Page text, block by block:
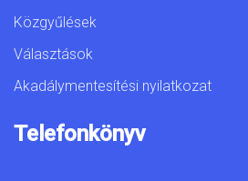
Közgyűlések
Választások
Akadálymentesítési nyilatkozat
Telefonkönyv